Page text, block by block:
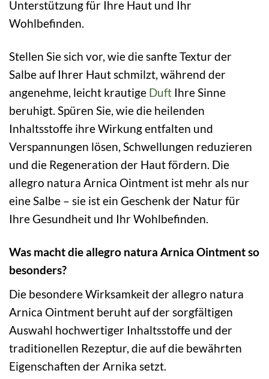
Unterstützung für Ihre Haut und Ihr
Wohlbefinden.
Stellen Sie sich vor, wie die sanfte Textur der
Salbe auf Ihrer Haut schmilzt, während der
angenehme, leicht krautige Duft Ihre Sinne
beruhigt. Spüren Sie, wie die heilenden
Inhaltsstoffe ihre Wirkung entfalten und
Verspannungen lösen, Schwellungen reduzieren
und die Regeneration der Haut fördern. Die
allegro natura Arnica Ointment ist mehr als nur
eine Salbe – sie ist ein Geschenk der Natur für
Ihre Gesundheit und Ihr Wohlbefinden.
Was macht die allegro natura Arnica Ointment so
besonders?
Die besondere Wirksamkeit der allegro natura
Arnica Ointment beruht auf der sorgfältigen
Auswahl hochwertiger Inhaltsstoffe und der
traditionellen Rezeptur, die auf die bewährten
Eigenschaften der Arnika setzt.